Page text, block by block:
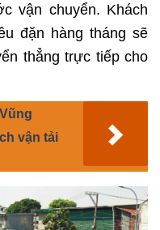
vận chuyển. Khách
đặn hàng tháng sẽ
thẳng trực tiếp cho
vận tải